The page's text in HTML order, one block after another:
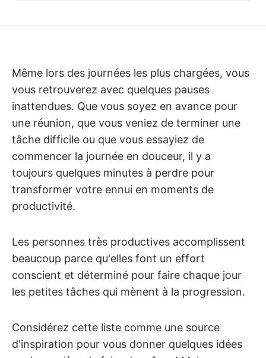
Même lors des journées les plus chargées, vous
vous retrouverez avec quelques pauses
inattendues. Que vous soyez en avance pour
une réunion, que vous veniez de terminer une
tâche difficile ou que vous essayiez de
commencer la journée en douceur, il y a
toujours quelques minutes à perdre pour
transformer votre ennui en moments de
productivité.
Les personnes très productives accomplissent
beaucoup parce qu'elles font un effort
conscient et déterminé pour faire chaque jour
les petites tâches qui mènent à la progression.
Considérez cette liste comme une source
d'inspiration pour vous donner quelques idées